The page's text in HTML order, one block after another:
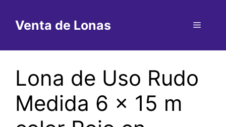
contenido
Venta de Lonas Menú
Lona de Uso Rudo
Medida 6 x 15 m